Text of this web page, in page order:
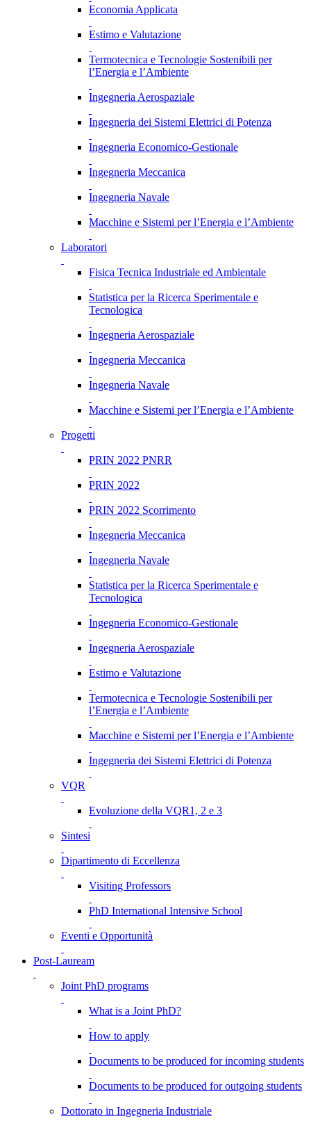
Economia Applicata
Estimo e Valutazione
Termotecnica e Tecnologie Sostenibili per
l’Energia e l’Ambiente
Ingegneria Aerospaziale
Ingegneria dei Sistemi Elettrici di Potenza
Ingegneria Economico-Gestionale
Ingegneria Meccanica
Ingegneria Navale
Macchine e Sistemi per l’Energia e l’Ambiente
Laboratori
Fisica Tecnica Industriale ed Ambientale
Statistica per la Ricerca Sperimentale e
Tecnologica
Ingegneria Aerospaziale
Ingegneria Meccanica
Ingegneria Navale
Macchine e Sistemi per l’Energia e l’Ambiente
Progetti
PRIN 2022 PNRR
PRIN 2022
PRIN 2022 Scorrimento
Ingegneria Meccanica
Ingegneria Navale
Statistica per la Ricerca Sperimentale e
Tecnologica
Ingegneria Economico-Gestionale
Ingegneria Aerospaziale
Estimo e Valutazione
Termotecnica e Tecnologie Sostenibili per
l’Energia e l’Ambiente
Macchine e Sistemi per l’Energia e l’Ambiente
Ingegneria dei Sistemi Elettrici di Potenza
VQR
Evoluzione della VQR1, 2 e 3
Sintesi
Dipartimento di Eccellenza
Visiting Professors
PhD International Intensive School
Eventi e Opportunità
Post-Lauream
Joint PhD programs
What is a Joint PhD?
How to apply
Documents to be produced for incoming students
Documents to be produced for outgoing students
Dottorato in Ingegneria Industriale